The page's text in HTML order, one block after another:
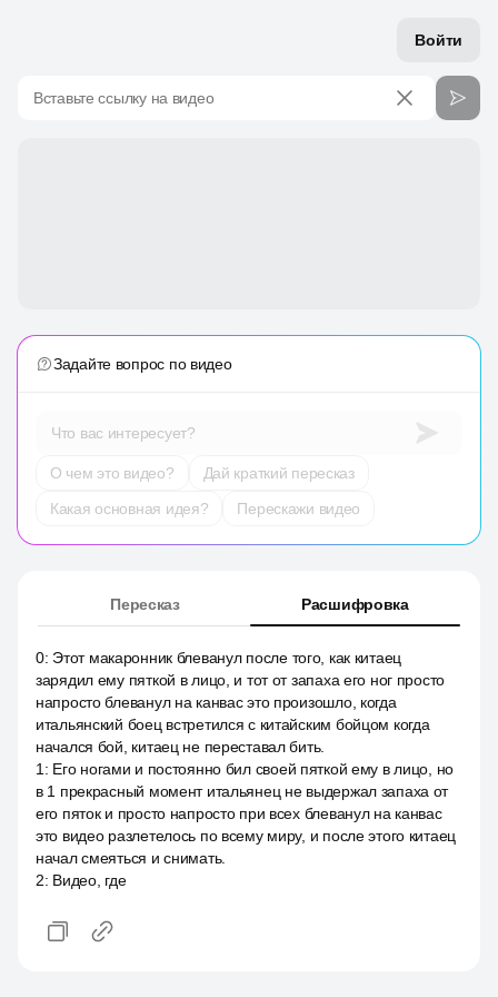
Войти
Вставьте ссылку на видео
Задайте вопрос по видео
Что вас интересует?
О чем это видео?
Дай краткий пересказ
Какая основная идея?
Перескажи видео
Пересказ Расшифровка
0: Этот макаронник блеванул после того, как китаец
зарядил ему пяткой в лицо, и тот от запаха его ног просто
напросто блеванул на канвас это произошло, когда
итальянский боец встретился с китайским бойцом когда
начался бой, китаец не переставал бить.
1 : Его ногами и постоянно бил своей пяткой ему в лицо, но
в 1 прекрасный момент итальянец не выдержал запаха от
его пяток и просто напросто при всех блеванул на канвас
это видео разлетелось по всему миру, и после этого китаец
начал смеяться и снимать.
2: Видео, где